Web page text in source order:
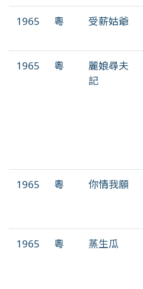
1965 粵 受薪姑爺
1965 粵
麗娘尋夫
記
1965 粵 你情我願
1965 粵 蒸生瓜